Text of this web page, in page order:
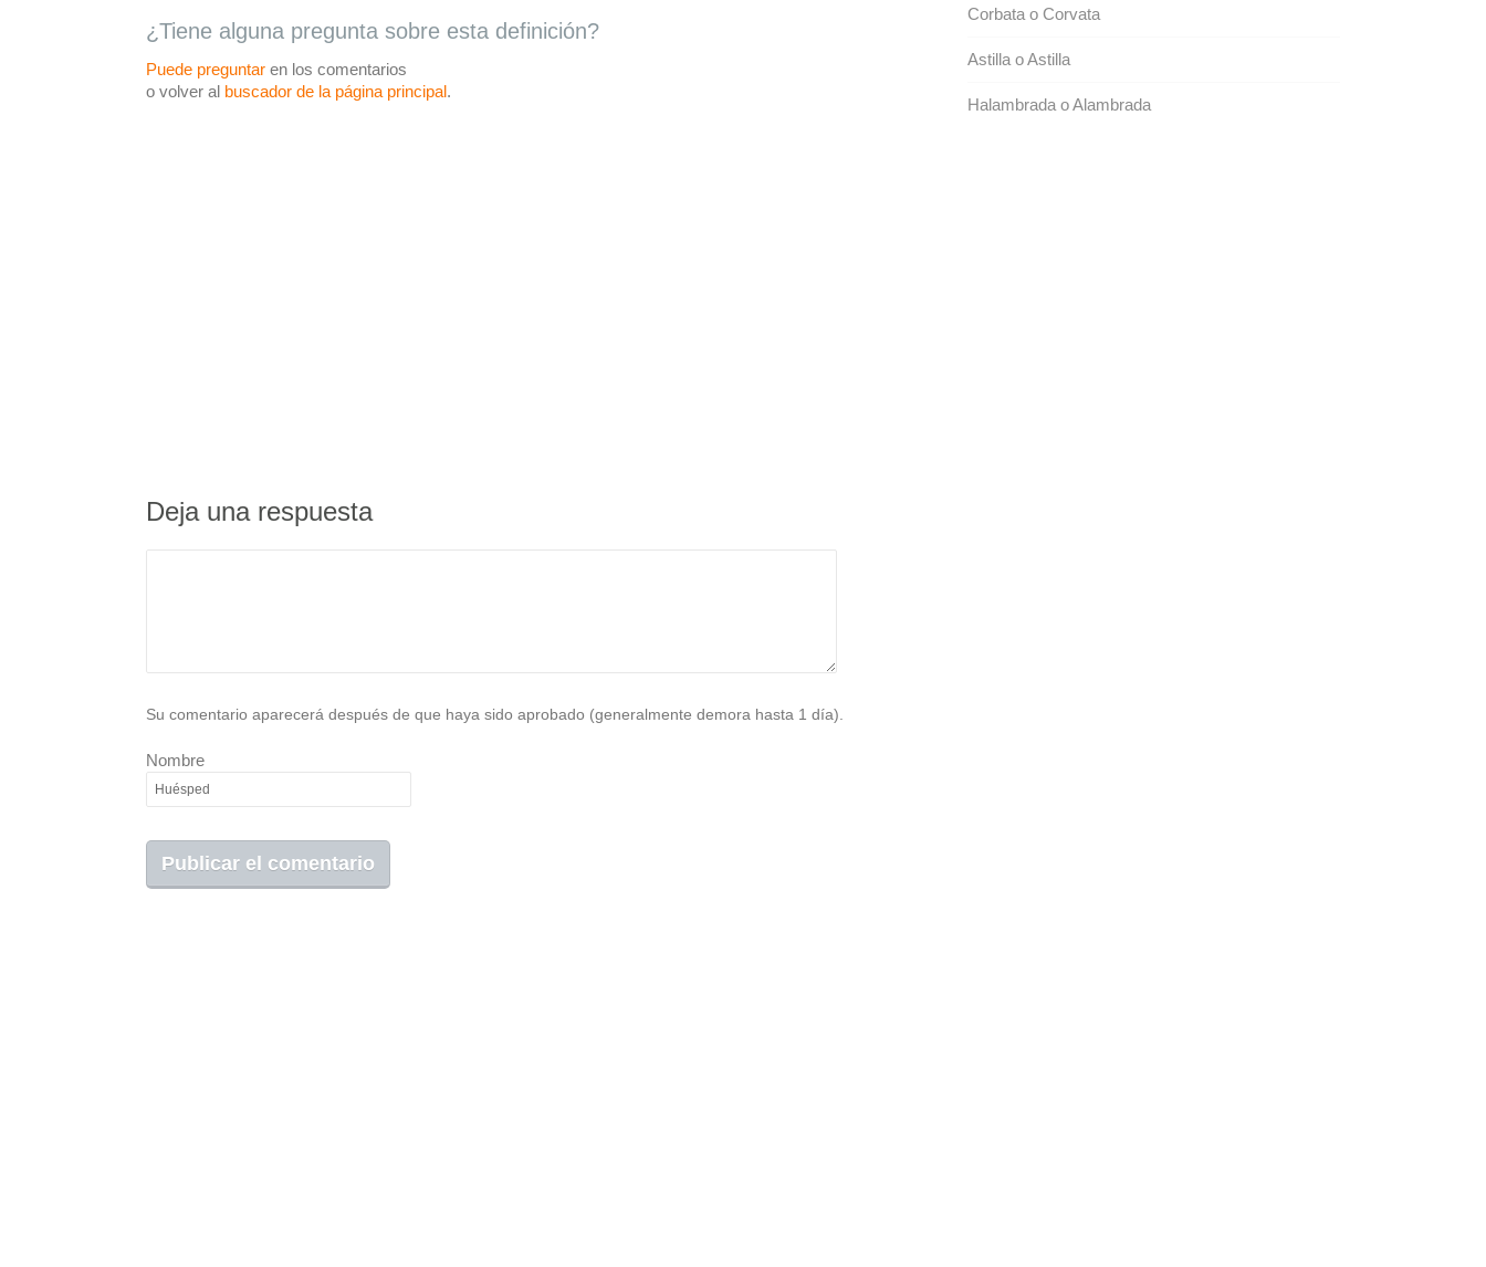
¿Tiene alguna pregunta sobre esta definición?
Puede preguntar en los comentarios
o volver al buscador de la página principal.
Deja una respuesta
Su comentario aparecerá después de que haya sido aprobado (generalmente demora hasta 1 día).
Nombre
Corbata o Corvata
Astilla o Astilla
Halambrada o Alambrada